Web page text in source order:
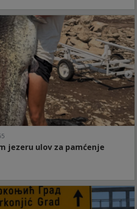
jezeru ulov za pamćenje